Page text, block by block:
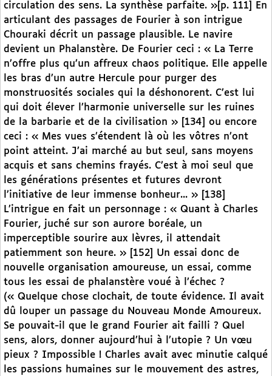
circulation des sens. La synthèse parfaite. »[p. 111] En
articulant des passages de Fourier à son intrigue
Chouraki décrit un passage plausible. Le navire
devient un Phalanstère. De Fourier ceci : « La Terre
n’offre plus qu’un affreux chaos politique. Elle appelle
les bras d’un autre Hercule pour purger des
monstruosités sociales qui la déshonorent. C’est lui
qui doit élever l’harmonie universelle sur les ruines
de la barbarie et de la civilisation » [134] ou encore
ceci : « Mes vues s’étendent là où les vôtres n’ont
point atteint. J’ai marché au but seul, sans moyens
acquis et sans chemins frayés. C’est à moi seul que
les générations présentes et futures devront
l’initiative de leur immense bonheur... » [138]
L’intrigue en fait un personnage : « Quant à Charles
Fourier, juché sur son aurore boréale, un
imperceptible sourire aux lèvres, il attendait
patiemment son heure. » [152] Un essai donc de
nouvelle organisation amoureuse, un essai, comme
tous les essai de phalanstère voué à l’échec ?
(« Quelque chose clochait, de toute évidence. Il avait
dû louper un passage du Nouveau Monde Amoureux.
Se pouvait-il que le grand Fourier ait failli ? Quel
sens, alors, donner aujourd’hui à l’utopie ? Un vœu
pieux ? Impossible ! Charles avait avec minutie calqué
les passions humaines sur le mouvement des astres,